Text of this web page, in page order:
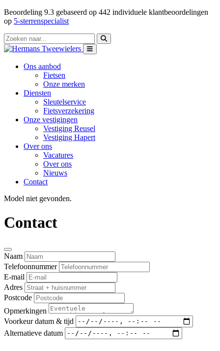
Beoordeling 9.3 gebaseerd op 442 individuele klantbeoordelingen
op 5-sterrenspecialist
Ons aanbod
Fietsen
Onze merken
Diensten
Sleutelservice
Fietsverzekering
Onze vestigingen
Vestiging Reusel
Vestiging Hapert
Over ons
Vacatures
Over ons
Nieuws
Contact
Model niet gevonden.
Contact
Naam
Telefoonnummer
E-mail
Adres
Postcode
Opmerkingen
Voorkeur datum & tijd
Alternatieve datum